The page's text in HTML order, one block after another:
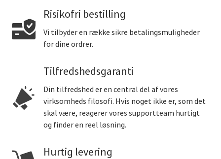
Risikofri bestilling
Vi tilbyder en række sikre betalingsmuligheder
for dine ordrer.
Tilfredshedsgaranti
Din tilfredshed er en central del af vores
virksomheds filosofi. Hvis noget ikke er, som det
skal være, reagerer vores supportteam hurtigt
og finder en reel løsning.
Hurtig levering